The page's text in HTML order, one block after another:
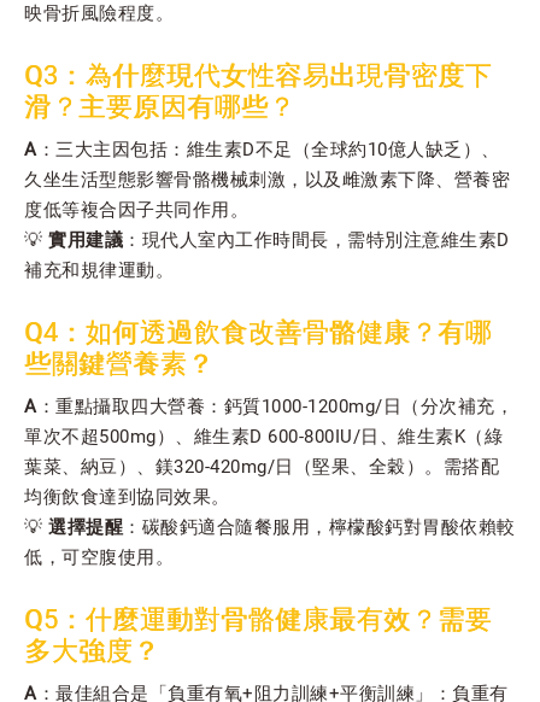
映骨折風險程度。
Q3：為什麼現代女性容易出現骨密度下
滑？主要原因有哪些？
A：三大主因包括：維生素D不足（全球約10億人缺乏）、
久坐生活型態影響骨骼機械刺激，以及雌激素下降、營養密
度低等複合因子共同作用。
💡 實用建議 ：現代人室內工作時間長，需特別注意維生素D
補充和規律運動。
Q4：如何透過飲食改善骨骼健康？有哪
些關鍵營養素？
A：重點攝取四大營養：鈣質1000-1200mg/日（分次補充，
單次不超500mg）、維生素D 600-800IU/日、維生素K（綠
葉菜、納豆）、鎂320-420mg/日（堅果、全穀）。需搭配
均衡飲食達到協同效果。
💡 選擇提醒 ：碳酸鈣適合隨餐服用，檸檬酸鈣對胃酸依賴較
低，可空腹使用。
Q5：什麼運動對骨骼健康最有效？需要
多大強度？
A：最佳組合是「負重有氧+阻力訓練+平衡訓練」：負重有